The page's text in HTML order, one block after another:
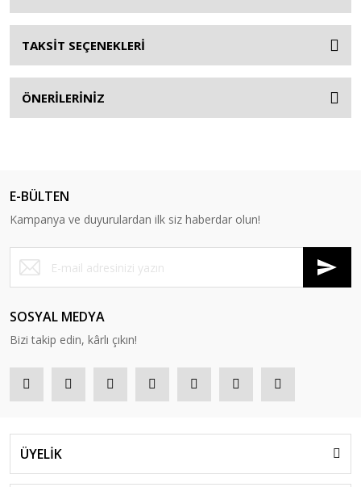
TAKSİT SEÇENEKLERİ
ÖNERİLERİNİZ
E-BÜLTEN
Kampanya ve duyurulardan ilk siz haberdar olun!
SOSYAL MEDYA
Bizi takip edin, kârlı çıkın!
ÜYELİK